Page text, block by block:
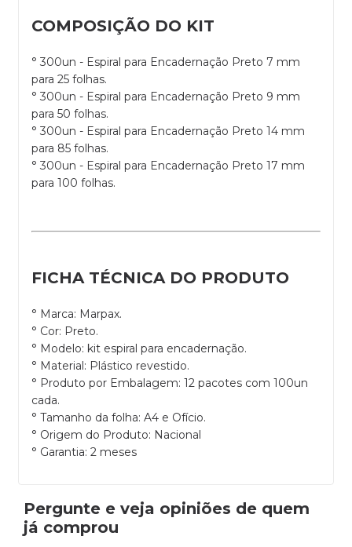
COMPOSIÇÃO DO KIT
° 300un - Espiral para Encadernação Preto 7 mm
para 25 folhas.
° 300un - Espiral para Encadernação Preto 9 mm
para 50 folhas.
° 300un - Espiral para Encadernação Preto 14 mm
para 85 folhas.
° 300un - Espiral para Encadernação Preto 17 mm
para 100 folhas.
FICHA TÉCNICA DO PRODUTO
° Marca: Marpax.
° Cor: Preto.
° Modelo: kit espiral para encadernação.
° Material: Plástico revestido.
° Produto por Embalagem: 12 pacotes com 100un
cada.
° Tamanho da folha: A4 e Ofício.
° Origem do Produto: Nacional
° Garantia: 2 meses
Pergunte e veja opiniões de quem
já comprou